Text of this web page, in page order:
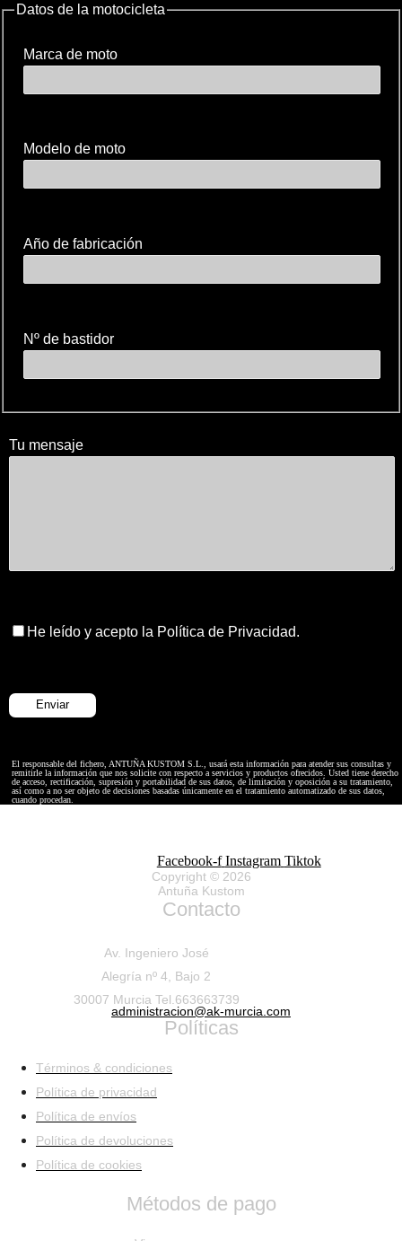
Datos de la motocicleta
Marca de moto
Modelo de moto
Año de fabricación
Nº de bastidor
Tu mensaje
He leído y acepto la Política de Privacidad.
El responsable del fichero, ANTUÑA KUSTOM S.L., usará esta información para atender sus consultas y
remitirle la información que nos solicite con respecto a servicios y productos ofrecidos. Usted tiene derecho
de acceso, rectificación, supresión y portabilidad de sus datos, de limitación y oposición a su tratamiento,
así como a no ser objeto de decisiones basadas únicamente en el tratamiento automatizado de sus datos,
cuando procedan.
Facebook-f Instagram Tiktok
Copyright © 2026
Antuña Kustom
Contacto
Av. Ingeniero José
Alegría nº 4, Bajo 2
30007 Murcia Tel.663663739
administracion@ak-murcia.com
Políticas
Términos & condiciones
Política de privacidad
Política de envíos
Política de devoluciones
Política de cookies
Métodos de pago